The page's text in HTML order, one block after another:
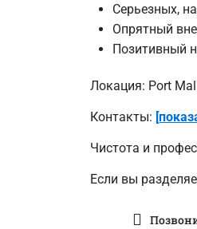
Серьезных,
Опрятный
Позитивный
Локация: Port
Контакты:
Чистота и
Если вы